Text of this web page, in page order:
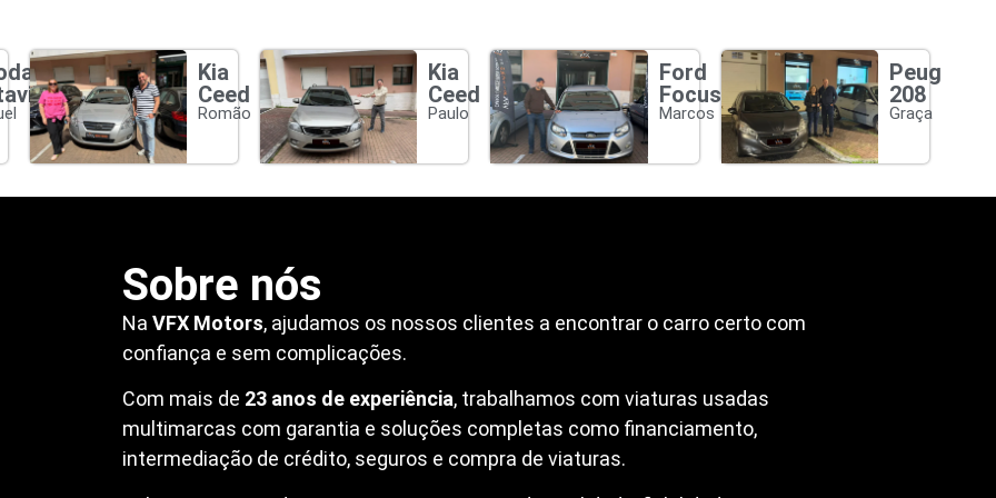
Kia
Ceed
Romão
Kia
Ceed
Paulo
Ford
Focus
Marcos
Peugeot
208
Graça
Sobre nós
Na VFX Motors, ajudamos os nossos clientes a encontrar o carro certo com
confiança e sem complicações.
Com mais de 23 anos de experiência, trabalhamos com viaturas usadas
multimarcas com garantia e soluções completas como financiamento,
intermediação de crédito, seguros e compra de viaturas.